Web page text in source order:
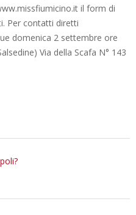
il form di
Per contatti diretti
domenica 2 settembre ore
Via della Scafa N° 143